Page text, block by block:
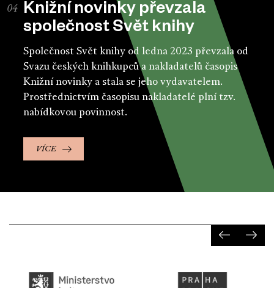
Knižní novinky převzala
společnost Svět knihy
Společnost Svět knihy od ledna 2023 převzala od
Svazu českých knihkupců a nakladatelů časopis
Knižní novinky a stala se jeho vydavatelem.
Prostřednictvím časopisu nakladatelé plní tzv.
nabídkovou povinnost.
VÍCE